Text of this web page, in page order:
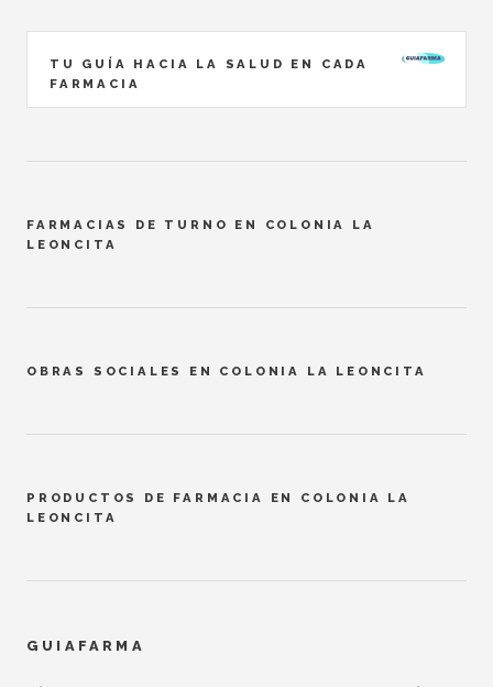
TU GUÍA HACIA LA SALUD EN CADA
FARMACIA
FARMACIAS DE TURNO EN COLONIA LA
LEONCITA
OBRAS SOCIALES EN COLONIA LA LEONCITA
PRODUCTOS DE FARMACIA EN COLONIA LA
LEONCITA
GUIAFARMA